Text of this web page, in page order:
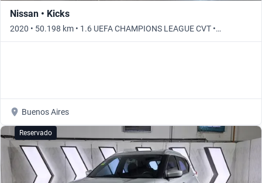
Nissan • Kicks
2020 • 50.198 km • 1.6 UEFA CHAMPIONS LEAGUE CVT •
Automático
Buenos Aires
Reservado